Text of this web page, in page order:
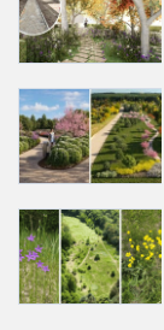
otworzy się w
otworzy się w